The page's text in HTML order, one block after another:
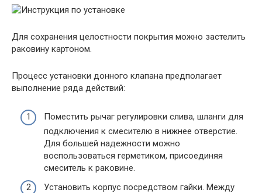
Для сохранения целостности покрытия можно застелить
раковину картоном.
Процесс установки донного клапана предполагает
выполнение ряда действий:
Поместить рычаг регулировки слива, шланги для
подключения к смесителю в нижнее отверстие.
Для большей надежности можно
воспользоваться герметиком, присоединяя
смеситель к раковине.
Установить корпус посредством гайки. Между